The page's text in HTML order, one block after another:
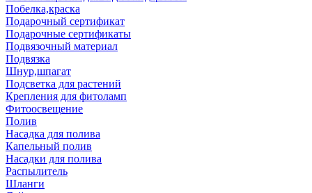
Побелка,краска
Подарочный сертификат
Подарочные сертификаты
Подвязочный материал
Подвязка
Шнур,шпагат
Подсветка для растений
Крепления для фитоламп
Фитоосвещение
Полив
Насадка для полива
Капельный полив
Насадки для полива
Распылитель
Шланги